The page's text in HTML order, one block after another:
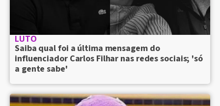
LUTO
Saiba qual foi a última mensagem do
influenciador Carlos Filhar nas redes sociais; 'só
a gente sabe'